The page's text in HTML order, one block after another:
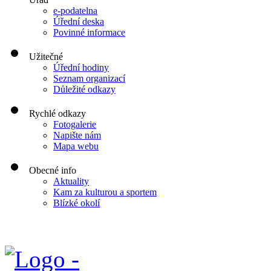
e-podatelna
Úřední deska
Povinné informace
Užitečné
Úřední hodiny
Seznam organizací
Důležité odkazy
Rychlé odkazy
Fotogalerie
Napište nám
Mapa webu
Obecné info
Aktuality
Kam za kulturou a sportem
Blízké okolí